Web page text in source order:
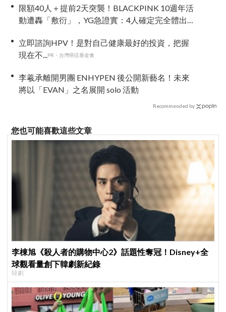
限額40人＋提前2天突襲！BLACKPINK 10週年活
動遭轟「敷衍」，YG急證實：4人確定完全體出
立即諮詢HPV！是對自己健康最好的投資，把握
現在不...
PR・台灣癌症基金會
李羲承離開男團 ENHYPEN 後公開新藝名！未來
將以「EVAN」之名展開 solo 活動
Recommended by
您也可能喜歡這些文章
李棟旭《殺人者的購物中心2》話題性奪冠！Disney+全
球觀看量創下韓劇新紀錄
韓劇